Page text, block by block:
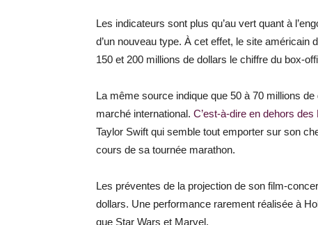
Les indicateurs sont plus qu’au vert quant à
d’un nouveau type. À cet effet, le site américain
150 et 200 millions de dollars le chiffre du box-
La même source indique que 50 à 70 millions
marché international. C’est-à-dire en dehors des
Taylor Swift qui semble tout emporter sur son
cours de sa tournée marathon.
Les préventes de la projection de son film-
dollars. Une performance rarement réalisée à
que Star Wars et Marvel.